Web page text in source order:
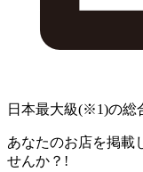
日本最大級(※1)の総
あなたのお店を掲載
せんか？!